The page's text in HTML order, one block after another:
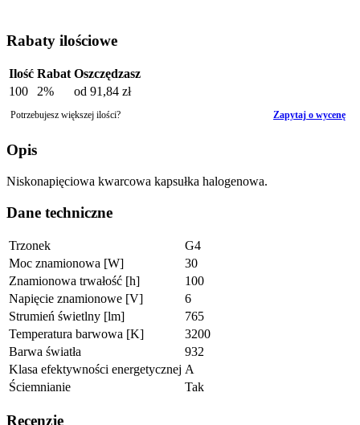
Rabaty ilościowe
Ilość Rabat Oszczędzasz
100
2% od 91,84 zł
Potrzebujesz większej ilości? Zapytaj o wycenę
Opis
Niskonapięciowa kwarcowa kapsułka halogenowa.
Dane techniczne
Trzonek
G4
Moc znamionowa [W]
30
Znamionowa trwałość [h]
100
Napięcie znamionowe [V]
6
Strumień świetlny [lm]
765
Temperatura barwowa [K]
3200
Barwa światła
932
Klasa efektywności energetycznej A
Ściemnianie
Tak
Recenzje